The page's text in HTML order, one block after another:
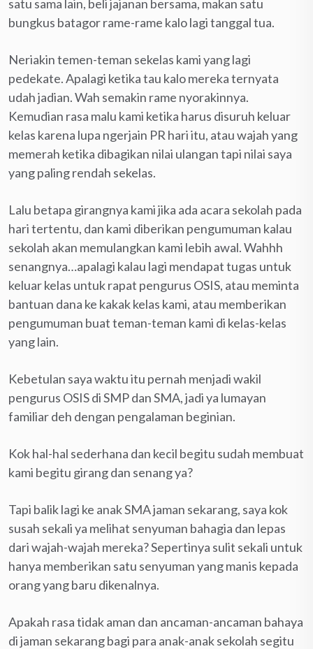
satu sama lain, beli jajanan bersama, makan satu
bungkus batagor rame-rame kalo lagi tanggal tua.
Neriakin temen-teman sekelas kami yang lagi
pedekate. Apalagi ketika tau kalo mereka ternyata
udah jadian. Wah semakin rame nyorakinnya.
Kemudian rasa malu kami ketika harus disuruh keluar
kelas karena lupa ngerjain PR hari itu, atau wajah yang
memerah ketika dibagikan nilai ulangan tapi nilai saya
yang paling rendah sekelas.
Lalu betapa girangnya kami jika ada acara sekolah pada
hari tertentu, dan kami diberikan pengumuman kalau
sekolah akan memulangkan kami lebih awal. Wahhh
senangnya…apalagi kalau lagi mendapat tugas untuk
keluar kelas untuk rapat pengurus OSIS, atau meminta
bantuan dana ke kakak kelas kami, atau memberikan
pengumuman buat teman-teman kami di kelas-kelas
yang lain.
Kebetulan saya waktu itu pernah menjadi wakil
pengurus OSIS di SMP dan SMA, jadi ya lumayan
familiar deh dengan pengalaman beginian.
Kok hal-hal sederhana dan kecil begitu sudah membuat
kami begitu girang dan senang ya?
Tapi balik lagi ke anak SMA jaman sekarang, saya kok
susah sekali ya melihat senyuman bahagia dan lepas
dari wajah-wajah mereka? Sepertinya sulit sekali untuk
hanya memberikan satu senyuman yang manis kepada
orang yang baru dikenalnya.
Apakah rasa tidak aman dan ancaman-ancaman bahaya
di jaman sekarang bagi para anak-anak sekolah segitu